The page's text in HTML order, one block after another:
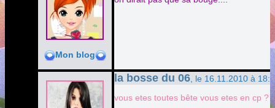
Mon blog
la bosse du 06 , le 16.11.2010 à
vous etes toutes bête vous etes en cp ?